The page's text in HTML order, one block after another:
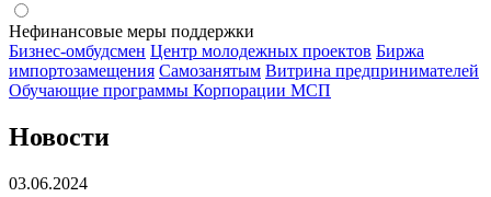
Нефинансовые меры поддержки
Бизнес-омбудсмен Центр молодежных проектов Биржа
импортозамещения Cамозанятым Витрина предпринимателей
Обучающие программы Корпорации МСП
Новости
03.06.2024